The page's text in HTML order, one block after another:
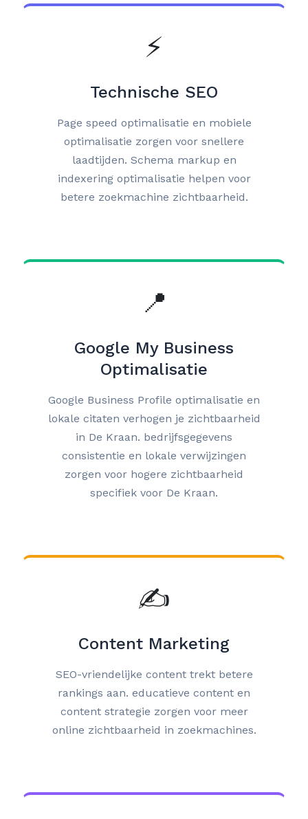
⚡
Technische SEO
Page speed optimalisatie en mobiele
optimalisatie zorgen voor snellere
laadtijden. Schema markup en
indexering optimalisatie helpen voor
betere zoekmachine zichtbaarheid.
📍
Google My Business
Optimalisatie
Google Business Profile optimalisatie en
lokale citaten verhogen je zichtbaarheid
in De Kraan. bedrijfsgegevens
consistentie en lokale verwijzingen
zorgen voor hogere zichtbaarheid
specifiek voor De Kraan.
✍️
Content Marketing
SEO-vriendelijke content trekt betere
rankings aan. educatieve content en
content strategie zorgen voor meer
online zichtbaarheid in zoekmachines.